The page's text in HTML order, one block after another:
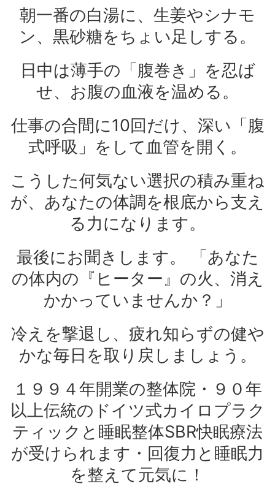
朝一番の白湯に、生姜やシナモ
ン、黒砂糖をちょい足しする。
日中は薄手の「腹巻き」を忍ば
せ、お腹の血液を温める。
仕事の合間に10回だけ、深い「腹
式呼吸」をして血管を開く。
こうした何気ない選択の積み重ね
が、あなたの体調を根底から支え
る力になります。
最後にお聞きします。 「あなた
の体内の『ヒーター』の火、消え
かかっていませんか？」
冷えを撃退し、疲れ知らずの健や
かな毎日を取り戻しましょう。
１９９４年開業の整体院・９０年
以上伝統のドイツ式カイロプラク
ティックと睡眠整体SBR快眠療法
が受けられます・回復力と睡眠力
を整えて元気に！